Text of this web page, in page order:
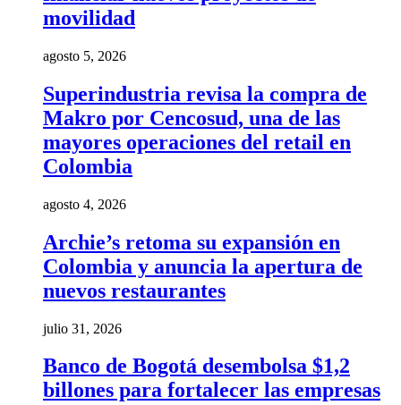
movilidad
agosto 5, 2026
Superindustria revisa la compra de
Makro por Cencosud, una de las
mayores operaciones del retail en
Colombia
agosto 4, 2026
Archie’s retoma su expansión en
Colombia y anuncia la apertura de
nuevos restaurantes
julio 31, 2026
Banco de Bogotá desembolsa $1,2
billones para fortalecer las empresas